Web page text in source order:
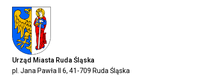
Urząd Miasta Ruda Śląska
pl. Jana Pawła II 6, 41-709 Ruda Śląska